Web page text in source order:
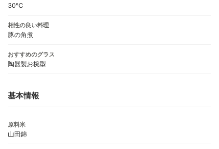
30℃
相性の良い料理
豚の角煮
おすすめのグラス
陶器製お椀型
基本情報
原料米
山田錦